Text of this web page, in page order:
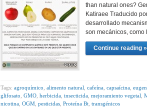
than natural ones?
Katiraee Traducido
desarrollado
son mecánicos,
Continue reading »
Tags: agroquímico alimento natural cafeína capsaícina
glifosato GMO herbicida insecticida mejoramiento vegetal
nicotina OGM pesticidas Proteína Bt transgénicos